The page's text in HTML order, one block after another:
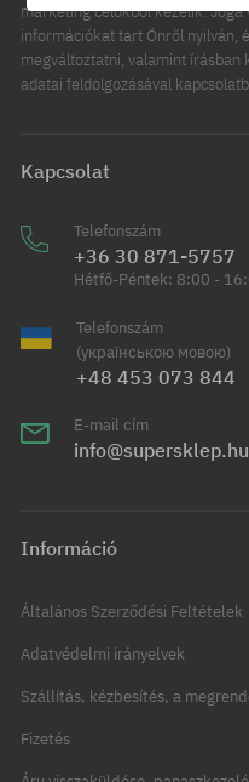
marketing célokból kezelik. Joga
információkat tart Önről nyilván,
megváltoztatni, valamint
adatai feldolgozásával
Kapcsolat
Telefonszám
+36 30 871-5757
Hétfő-Péntek: 8:00 -
Telefonszám
(українською мовою)
+48 453 073 844
E-mail cím
info@supersklep.hu
Információ
Általános Szerződési Feltételek
Adatvédelmi irányelvek
Szállítás, kézbesítés, a
Fizetés